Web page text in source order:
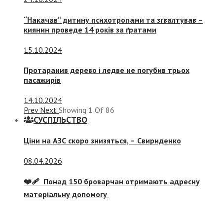
“Накачав” дитину психотропами та згвалтував –
киянин проведе 14 років за ґратами
15.10.2024
Протаранив дерево і ледве не погубив трьох
пасажирів
14.10.2024
Prev Next Showing 1 Of 86
СУСПIЛЬСТВО
Ціни на АЗС скоро знизяться, – Свириденко
08.04.2026
❤️‍🩹 Понад 150 броварчан отримають адресну
матеріальну допомогу